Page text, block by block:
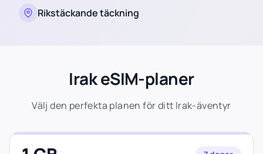
Rikstäckande täckning
Irak eSIM-planer
Välj den perfekta planen för ditt Irak-äventyr